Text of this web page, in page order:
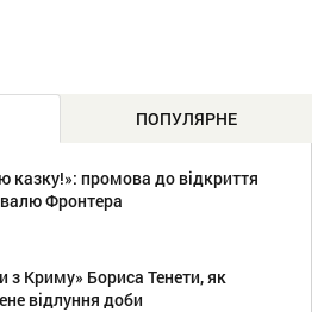
ПОПУЛЯРНЕ
казку!»: промова до відкриття
Фронтера
з Криму» Бориса Тенети, як
відлуння доби